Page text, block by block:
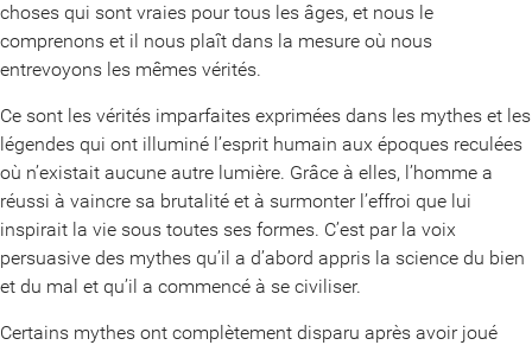
choses qui sont vraies pour tous les âges, et nous le
comprenons et il nous plaît dans la mesure où nous
entrevoyons les mêmes vérités.
Ce sont les vérités imparfaites exprimées dans les mythes et les
légendes qui ont illuminé l’esprit humain aux époques reculées
où n’existait aucune autre lumière. Grâce à elles, l’homme a
réussi à vaincre sa brutalité et à surmonter l’effroi que lui
inspirait la vie sous toutes ses formes. C’est par la voix
persuasive des mythes qu’il a d’abord appris la science du bien
et du mal et qu’il a commencé à se civiliser.
Certains mythes ont complètement disparu après avoir joué